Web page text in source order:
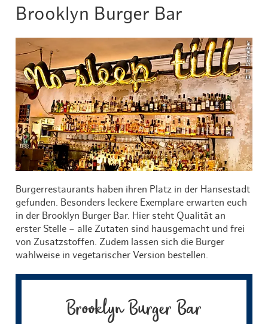
Brooklyn Burger Bar
© T. Schreiber
Burgerrestaurants haben ihren Platz in der Hansestadt
gefunden. Besonders leckere Exemplare erwarten euch
in der Brooklyn Burger Bar. Hier steht Qualität an
erster Stelle – alle Zutaten sind hausgemacht und frei
von Zusatzstoffen. Zudem lassen sich die Burger
wahlweise in vegetarischer Version bestellen.
Brooklyn Burger Bar